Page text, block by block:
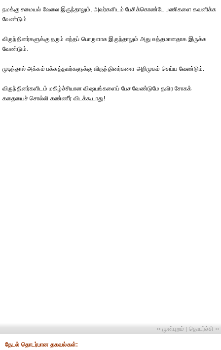
நமக்கு சமையல் வேலை இருந்தாலும், அவர்களிடம் பேசிக்கொண்டே பணிகளை கவனிக்க
வேண்டும்.
விருந்தினர்களுக்கு தரும் எந்தப் பொருளாக இருந்தாலும் அது சுத்தமானதாக இருக்க
வேண்டும்.
முடிந்தால் அக்கம் பக்கத்தவர்களுக்கு விருந்தினர்களை அறிமுகம் செய்ய வேண்டும்.
விருந்தினர்களிடம் மகிழ்ச்சியான விஷயங்களைப் பேச வேண்டுமே தவிர சோகக்
கதையைச் சொல்லி கண்ணீர் விடக்கூடாது!
‹‹ முன்புறம் | தொடர்ச்சி ››
தேட‌ல் தொட‌ர்பான தகவ‌ல்க‌ள்: